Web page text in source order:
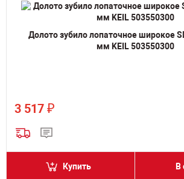
Долото зубило лопаточное широкое
мм KEIL 503550300
3 517 ₽
Купить В